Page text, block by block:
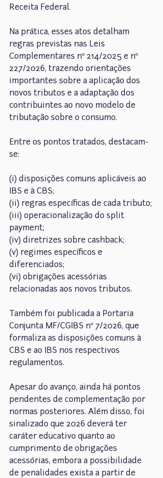
Receita Federal.
Na prática, esses atos detalham
regras previstas nas Leis
Complementares nº 214/2025 e nº
227/2026, trazendo orientações
importantes sobre a aplicação dos
novos tributos e a adaptação dos
contribuintes ao novo modelo de
tributação sobre o consumo.
Entre os pontos tratados, destacam-
se:
(i) disposições comuns aplicáveis ao
IBS e à CBS;
(ii) regras específicas de cada tributo;
(iii) operacionalização do split
payment;
(iv) diretrizes sobre cashback;
(v) regimes específicos e
diferenciados;
(vi) obrigações acessórias
relacionadas aos novos tributos.
Também foi publicada a Portaria
Conjunta MF/CGIBS nº 7/2026, que
formaliza as disposições comuns à
CBS e ao IBS nos respectivos
regulamentos.
Apesar do avanço, ainda há pontos
pendentes de complementação por
normas posteriores. Além disso, foi
sinalizado que 2026 deverá ter
caráter educativo quanto ao
cumprimento de obrigações
acessórias, embora a possibilidade
de penalidades exista a partir de